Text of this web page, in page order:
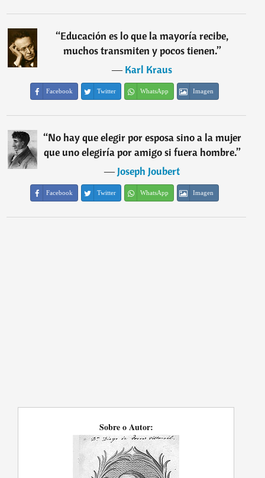
“Educación es lo que la mayoría recibe,
muchos transmiten y pocos tienen.”
―Karl Kraus
Facebook Twitter WhatsApp Imagen
“No hay que elegir por esposa sino a la mujer
que uno elegiría por amigo si fuera hombre.”
―Joseph Joubert
Facebook Twitter WhatsApp Imagen
Sobre o Autor: